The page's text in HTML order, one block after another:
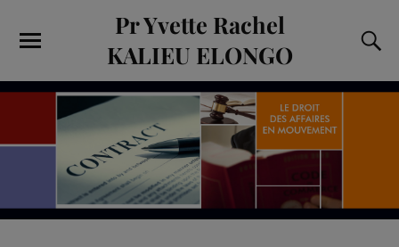
Pr Yvette Rachel
KALIEU ELONGO